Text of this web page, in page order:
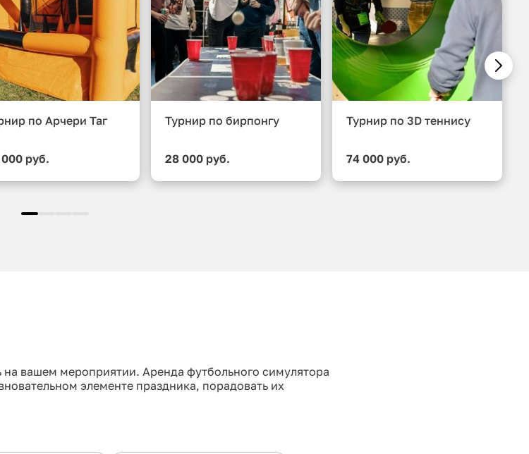
по Арчери Таг
руб.
Турнир по бирпонгу
28 000 руб.
Турнир по 3D теннису
74 000 руб.
вашем мероприятии. Аренда футбольного симулятора
элементе праздника, порадовать их